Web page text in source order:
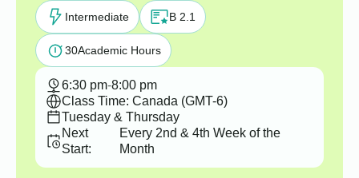
Intermediate B 2.1
30Academic Hours
6:30 pm-8:00 pm
Class Time: Canada (GMT-6)
Tuesday & Thursday
Next
Start:
Every 2nd & 4th Week of the
Month